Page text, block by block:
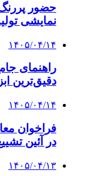
نمایشی
۱۴۰۵/۰۴/۱۴
راهنمای
دقیق‌ترین
۱۴۰۵/۰۴/۱۴
فراخوان
در آئین
۱۴۰۵/۰۴/۱۳